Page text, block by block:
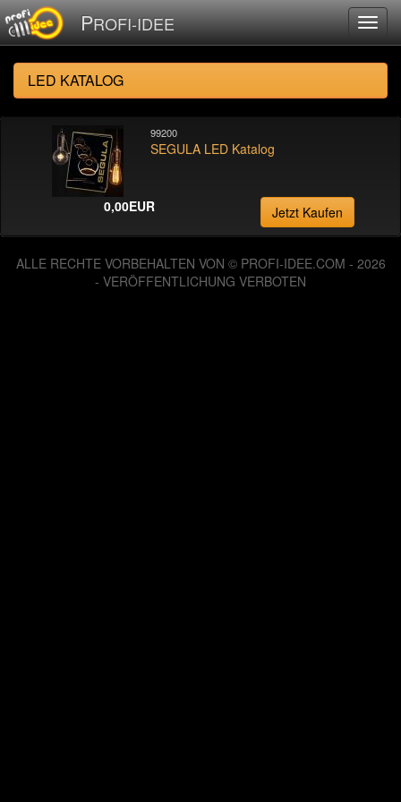
PROFI-IDEE
LED KATALOG
99200
SEGULA LED Katalog
0,00EUR Jetzt Kaufen
ALLE RECHTE VORBEHALTEN VON © PROFI-IDEE.COM - 2026
- VERÖFFENTLICHUNG VERBOTEN